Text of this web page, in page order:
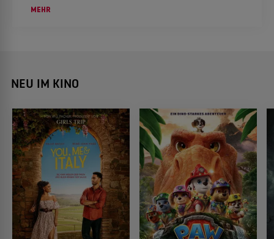
Formate, um Frauenrechte und Emanzipation
MEHR
NEU IM KINO